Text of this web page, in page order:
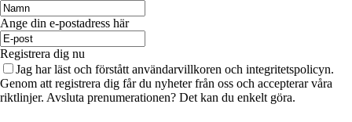
Ange din e-postadress här
Registrera dig nu
Jag har läst och förstått användarvillkoren och integritetspolicyn.
Genom att registrera dig får du nyheter från oss och accepterar våra
riktlinjer. Avsluta prenumerationen? Det kan du enkelt göra.